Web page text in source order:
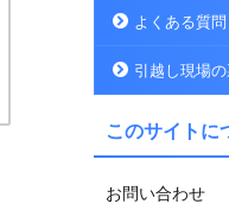
よくある質問
引越し現場
このサイトに
お問い合わせ